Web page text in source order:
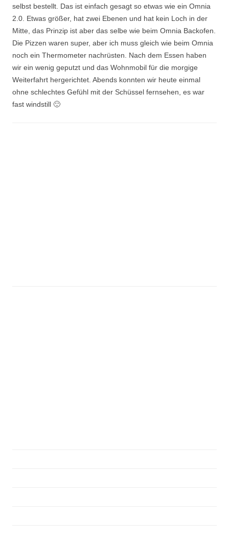
selbst bestellt. Das ist einfach gesagt so etwas wie ein Omnia
2.0. Etwas größer, hat zwei Ebenen und hat kein Loch in der
Mitte, das Prinzip ist aber das selbe wie beim Omnia Backofen.
Die Pizzen waren super, aber ich muss gleich wie beim Omnia
noch ein Thermometer nachrüsten. Nach dem Essen haben
wir ein wenig geputzt und das Wohnmobil für die morgige
Weiterfahrt hergerichtet. Abends konnten wir heute einmal
ohne schlechtes Gefühl mit der Schüssel fernsehen, es war
fast windstill 🙂